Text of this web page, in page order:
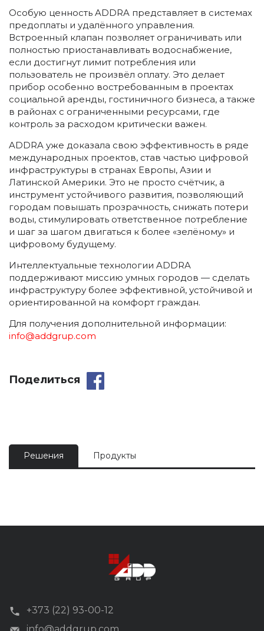
Особую ценность ADDRA представляет в системах
предоплаты и удалённого управления.
Встроенный клапан позволяет ограничивать или
полностью приостанавливать водоснабжение,
если достигнут лимит потребления или
пользователь не произвёл оплату. Это делает
прибор особенно востребованным в проектах
социальной аренды, гостиничного бизнеса, а также
в районах с ограниченными ресурсами, где
контроль за расходом критически важен.
ADDRA уже доказала свою эффективность в ряде
международных проектов, став частью цифровой
инфраструктуры в странах Европы, Азии и
Латинской Америки. Это не просто счётчик, а
инструмент устойчивого развития, позволяющий
городам повышать прозрачность, снижать потери
воды, стимулировать ответственное потребление
и шаг за шагом двигаться к более «зелёному» и
цифровому будущему.
Интеллектуальные технологии ADDRA
поддерживают миссию умных городов — сделать
инфраструктуру более эффективной, устойчивой и
ориентированной на комфорт граждан.
Для получения дополнительной информации:
info@addgrup.com
Поделиться
Решения Продукты
+373 (22) 93-00-12